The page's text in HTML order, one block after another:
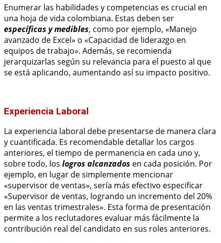
Enumerar las habilidades y competencias es crucial en
una hoja de vida colombiana. Estas deben ser
específicas y medibles, como por ejemplo, «Manejo
avanzado de Excel» o «Capacidad de liderazgo en
equipos de trabajo». Además, se recomienda
jerarquizarlas según su relevancia para el puesto al que
se está aplicando, aumentando así su impacto positivo.
Experiencia Laboral
La experiencia laboral debe presentarse de manera clara
y cuantificada. Es recomendable detallar los cargos
anteriores, el tiempo de permanencia en cada uno y,
sobre todo, los logros alcanzados en cada posición. Por
ejemplo, en lugar de simplemente mencionar
«supervisor de ventas», sería más efectivo especificar
«Supervisor de ventas, logrando un incremento del 20%
en las ventas trimestrales». Esta forma de presentación
permite a los reclutadores evaluar más fácilmente la
contribución real del candidato en sus roles anteriores.